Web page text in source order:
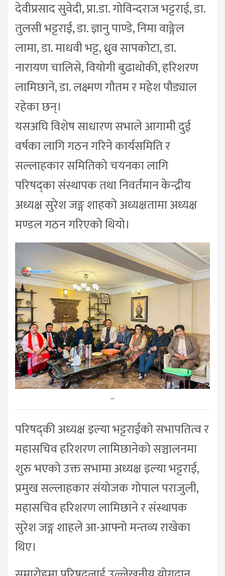
देवीप्रसाद सुवेदी, प्रा.डा. गोविन्दराज भट्टराई, डा.
तुलसी भट्टराई, डा. ज्ञानु पाण्डे, निमा वाङ्गेल
लामा, डा. माधवी भट्ट, ध्रुव सापकोटा, डा.
नारायण चालिसे, वियोगी बुढाथोकी, हरिशरण
लामिछाने, डा. लक्ष्मण गौतम र महेश पौड्याल
रहेका छन्।
यसअघि विशेष साधारण सभाले आगामी दुई
वर्षका लागि गठन गरिने कार्यसमिति र
सल्लाहकार समितिको चयनका लागि
परिषद्का संस्थापक तथा निवर्तमान केन्द्रीय
अध्यक्ष सुरेश जङ्ग शाहको अध्यक्षतामा अध्यक्ष
मण्डल गठन गरिएको थियो।
–
परिषद्की अध्यक्ष इल्या भट्टराईको सभापतित्व र
महासचिव हरिशरण लामिछानेको सञ्चालनमा
शुरु भएको उक्त सभामा अध्यक्ष इल्या भट्टराई,
प्रमुख सल्लाहकार संयोजक गोपाल पराजुली,
महासचिव हरिशरण लामिछाने र संस्थापक
सुरेश जङ्ग शाहले आ-आफ्नो मन्तव्य राखेका
थिए।